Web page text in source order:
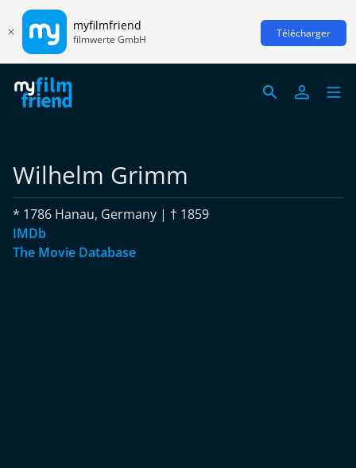
myfilmfriend
filmwerte GmbH Télécharger
Wilhelm Grimm
* 1786 Hanau, Germany | † 1859
IMDb
The Movie Database